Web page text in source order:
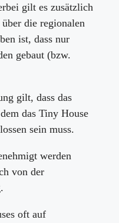
gilt es zusätzlich
die regionalen
ist, dass nur
gebaut (bzw.
gilt, dass das
das Tiny House
sein muss.
werden
von der
oft auf